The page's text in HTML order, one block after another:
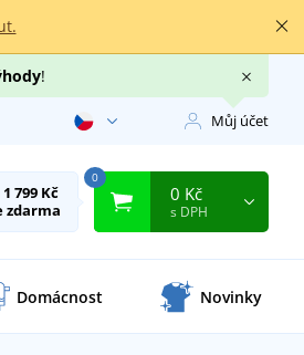
!
Můj účet
1 799 Kč
zdarma
0
0 Kč
s DPH
Domácnost Novinky